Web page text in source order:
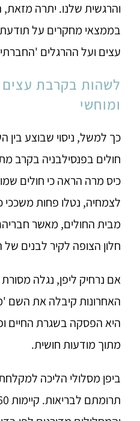
והרגשית שלנו. יתרה
בממצאי מחקרים על
עצים ועל ההרגלים
לשהות בקרבת
ומוחשי
חולים בפנסילבניה בקרב
כיס מרה הראה כי חולים
לצמחיה, נטלו פחות משככי
מבית החולים, מאשר
חלון הצופה לקיר לבנים של
אם נרחיק ליפן, נגלה
האחרונות קיבלה את השם
היא הפסקה בשגרת החיים
מתוך מודעות חושית.
ביפן מסלולי הליכה